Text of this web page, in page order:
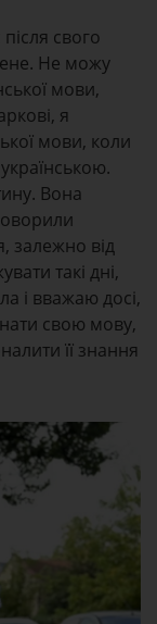
свого
Не можу
мови,
я
мови, коли
Вона
залежно від
такі дні,
і вважаю досі,
свою мову,
її знання